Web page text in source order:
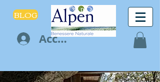
BLOG
Accedi